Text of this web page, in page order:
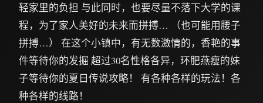
轻家里的负担 与此同时，也要尽量不落下大学的课
程，为了家人美好的未来而拼搏… （也可能用腰子
拼搏…） 在这个小镇中，有无数激情的，香艳的事
件等待你的发掘 超过30名性格各异，环肥燕瘦的妹
子等待你的夏日传说攻略！ 有各种各样的玩法！各
种各样的线路！